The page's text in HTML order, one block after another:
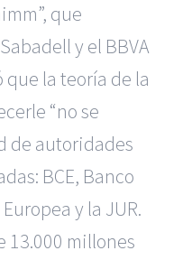
que
y el BBVA
la teoría de la
“no se
de autoridades
BCE, Banco
y la JUR.
13.000 millones